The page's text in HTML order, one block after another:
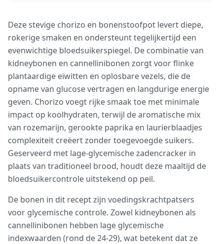
Deze stevige chorizo en bonenstoofpot levert diepe,
rokerige smaken en ondersteunt tegelijkertijd een
evenwichtige bloedsuikerspiegel. De combinatie van
kidneybonen en cannellinibonen zorgt voor flinke
plantaardige eiwitten en oplosbare vezels, die de
opname van glucose vertragen en langdurige energie
geven. Chorizo voegt rijke smaak toe met minimale
impact op koolhydraten, terwijl de aromatische mix
van rozemarijn, gerookte paprika en laurierblaadjes
complexiteit creëert zonder toegevoegde suikers.
Geserveerd met lage-glycemische zadencracker in
plaats van traditioneel brood, houdt deze maaltijd de
bloedsuikercontrole uitstekend op peil.
De bonen in dit recept zijn voedingskrachtpatsers
voor glycemische controle. Zowel kidneybonen als
cannellinibonen hebben lage glycemische
indexwaarden (rond de 24-29), wat betekent dat ze